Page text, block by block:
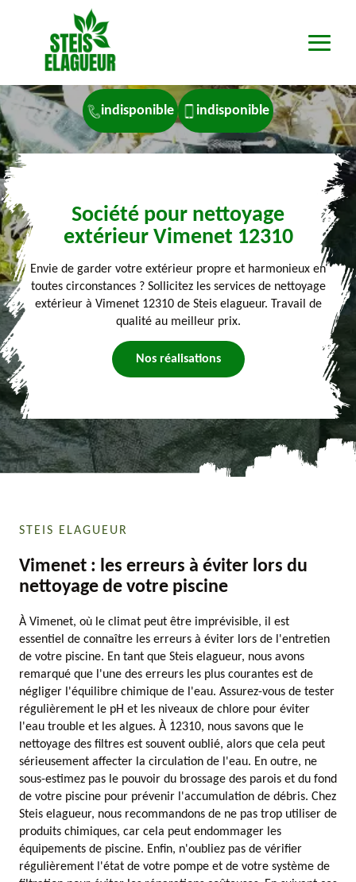
indisponible indisponible
Société pour nettoyage
extérieur Vimenet 12310
Envie de garder votre extérieur propre et harmonieux en
toutes circonstances ? Sollicitez les services de nettoyage
extérieur à Vimenet 12310 de Steis elagueur. Travail de
qualité au meilleur prix.
Nos réalisations
STEIS ELAGUEUR
Vimenet : les erreurs à éviter lors du
nettoyage de votre piscine
À Vimenet, où le climat peut être imprévisible, il est
essentiel de connaître les erreurs à éviter lors de l'entretien
de votre piscine. En tant que Steis elagueur, nous avons
remarqué que l'une des erreurs les plus courantes est de
négliger l'équilibre chimique de l'eau. Assurez-vous de tester
régulièrement le pH et les niveaux de chlore pour éviter
l'eau trouble et les algues. À 12310, nous savons que le
nettoyage des filtres est souvent oublié, alors que cela peut
sérieusement affecter la circulation de l'eau. En outre, ne
sous-estimez pas le pouvoir du brossage des parois et du fond
de votre piscine pour prévenir l'accumulation de débris. Chez
Steis elagueur, nous recommandons de ne pas trop utiliser de
produits chimiques, car cela peut endommager les
équipements de piscine. Enfin, n'oubliez pas de vérifier
régulièrement l'état de votre pompe et de votre système de